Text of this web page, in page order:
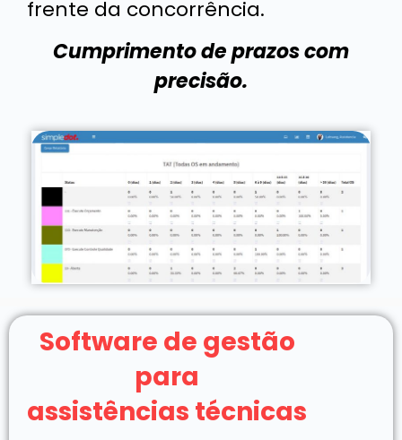
frente da concorrência.
Cumprimento de prazos com
precisão.
Software de gestão
para
assistências técnicas